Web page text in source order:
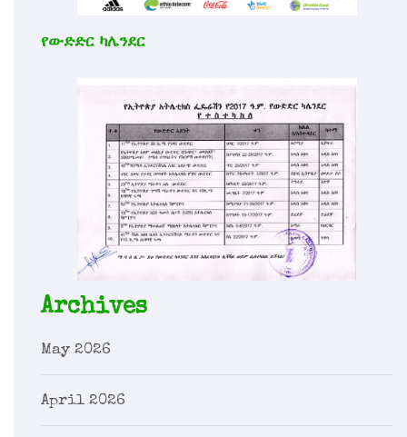
የውድድር ካሌንደር
Archives
May 2026
April 2026